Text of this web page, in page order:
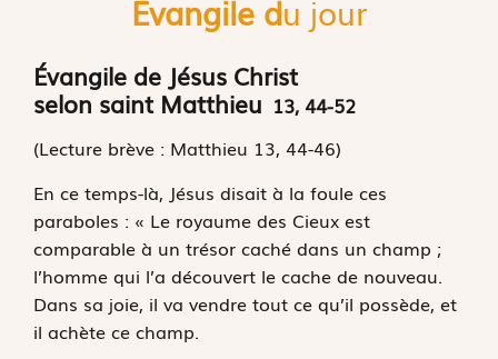
Évangile du jour
Évangile de Jésus Christ
selon saint Matthieu 13, 44-52
(Lecture brève : Matthieu 13, 44-46)
En ce temps-là, Jésus disait à la foule ces
paraboles : « Le royaume des Cieux est
comparable à un trésor caché dans un champ ;
l’homme qui l’a découvert le cache de nouveau.
Dans sa joie, il va vendre tout ce qu’il possède, et
il achète ce champ.